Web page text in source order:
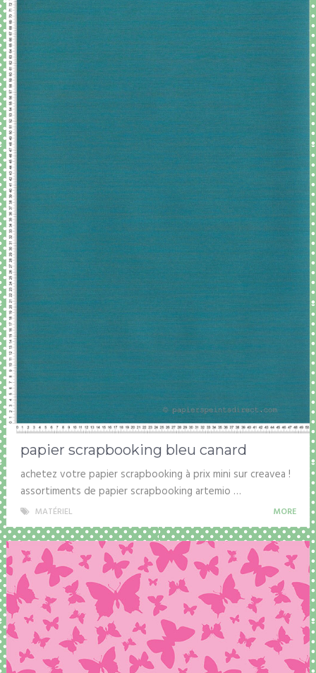
papier scrapbooking bleu canard
achetez votre papier scrapbooking à prix mini sur creavea !
assortiments de papier scrapbooking artemio …
MATÉRIEL MORE